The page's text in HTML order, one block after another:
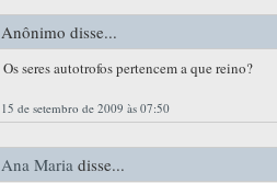
Anônimo disse...
Os seres autotrofos pertencem a que reino?
15 de setembro de 2009 às 07:50
Ana Maria disse...